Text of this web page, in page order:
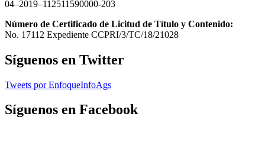
04–2019–112511590000-203
Número de Certificado de Licitud de Título y Contenido:
No. 17112 Expediente CCPRI/3/TC/18/21028
Síguenos en Twitter
Tweets por EnfoqueInfoAgs
Síguenos en Facebook